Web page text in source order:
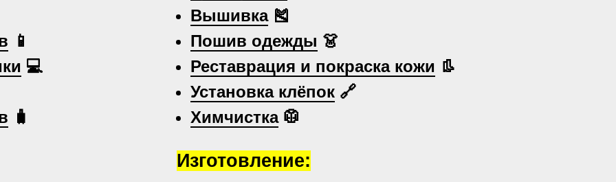
📱
💻
🧳
Вышивка🎽
Пошив одежды 👗
Реставрация и покраска кожи 👢
Установка клёпок 🔗
Химчистка🥼
Изготовление: